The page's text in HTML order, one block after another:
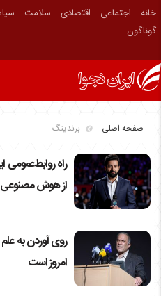
خانه اجتماعی اقتصادی سلامت
گوناگون
صفحه اصلی برندینگ
راه روابط‌عمومی
از هوش مصنوعی
روی آوردن به
امروز است